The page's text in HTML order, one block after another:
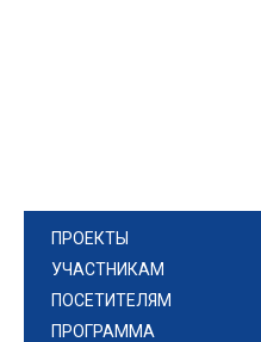
ПРОЕКТЫ
УЧАСТНИКАМ
ПОСЕТИТЕЛЯМ
ПРОГРАММА